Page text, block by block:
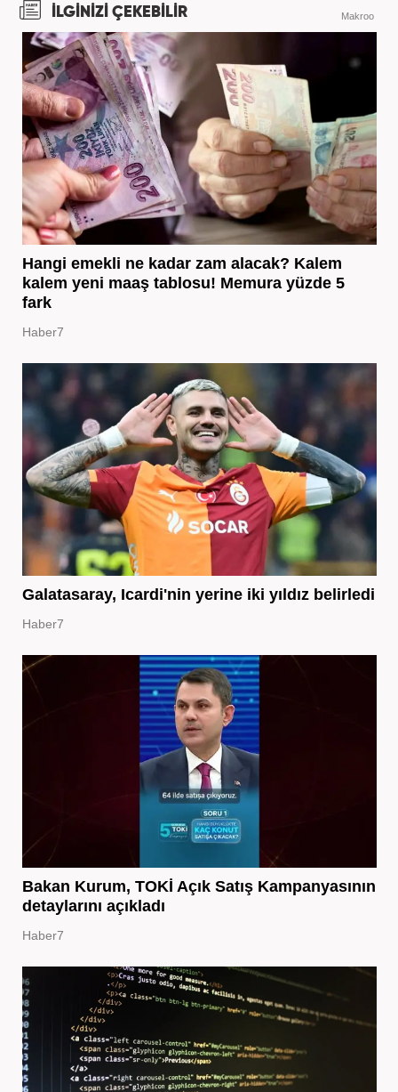
İLGİNİZİ ÇEKEBİLİR Makroo
Hangi emekli ne kadar zam alacak? Kalem
kalem yeni maaş tablosu! Memura yüzde 5
fark
Haber7
Galatasaray, Icardi'nin yerine iki yıldız belirledi
Haber7
Bakan Kurum, TOKİ Açık Satış Kampanyasının
detaylarını açıkladı
Haber7